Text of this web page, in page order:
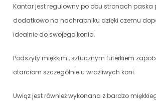
Kantar jest regulowny po obu stronach paska
dodatkowo na nachrapniku dzięki czemu
idealnie do swojego konia.
Podszyty miękkim , sztucznym futerkiem
otarciom szczególnie u wrażliwych koni.
Uwiąz jest również wykonana z bardzo